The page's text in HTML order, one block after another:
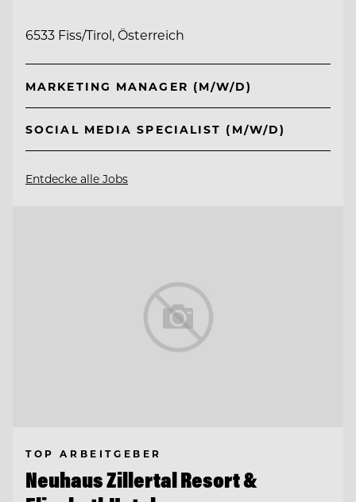
6533 Fiss/Tirol, Österreich
MARKETING MANAGER (M/W/D)
SOCIAL MEDIA SPECIALIST (M/W/D)
Entdecke alle Jobs
TOP ARBEITGEBER
Neuhaus Zillertal Resort &